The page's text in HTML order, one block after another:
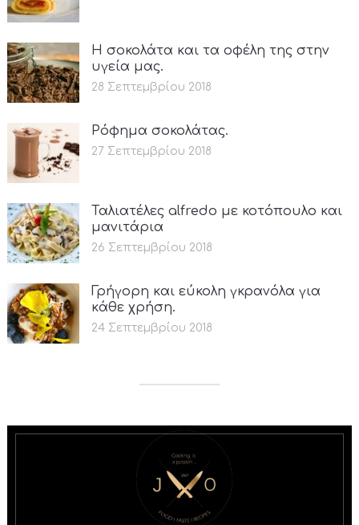
Η σοκολάτα και τα οφέλη της στην
υγεία μας.
28 Σεπτεμβρίου 2018
Ρόφημα σοκολάτας.
27 Σεπτεμβρίου 2018
Ταλιατέλες alfredo με κοτόπουλο και
μανιτάρια
26 Σεπτεμβρίου 2018
Γρήγορη και εύκολη γκρανόλα για
κάθε χρήση.
24 Σεπτεμβρίου 2018